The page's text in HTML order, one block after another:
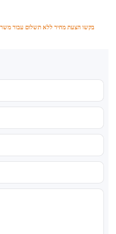
בקשו הצעת מחיר ללא תשלום עבור